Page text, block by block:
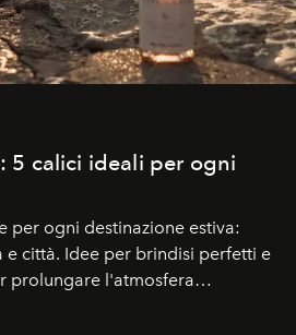
5 calici ideali per ogni
per ogni destinazione estiva:
e città. Idee per brindisi perfetti e
prolungare l'atmosfera